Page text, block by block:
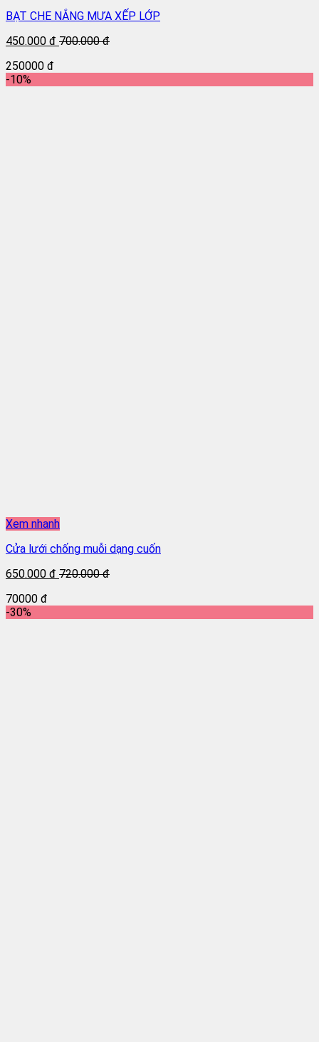
BẠT CHE NẮNG MƯA XẾP LỚP
450.000 đ 700.000 đ
250000 đ
-10%
Xem nhanh
Cửa lưới chống muỗi dạng cuốn
650.000 đ 720.000 đ
70000 đ
-30%